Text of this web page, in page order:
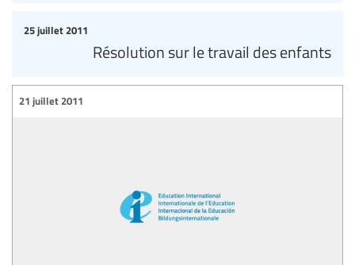
25 juillet 2011
Résolution sur le travail des enfants
21 juillet 2011